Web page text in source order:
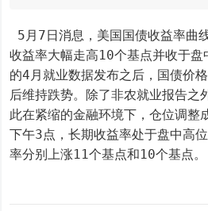
收益率大幅走高10个基点并收于
的4月就业数据发布之后，国债价
后维持跌势。除了非农就业报告之
此在紧缩的金融环境下，仓位调整
下午3点，长期收益率处于盘中高
率分别上涨11个基点和10个基点。